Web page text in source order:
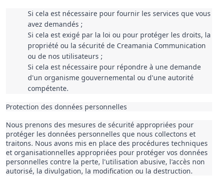
Si cela est nécessaire pour fournir les services que vous
avez demandés ;
Si cela est exigé par la loi ou pour protéger les droits, la
propriété ou la sécurité de Creamania Communication
ou de nos utilisateurs ;
Si cela est nécessaire pour répondre à une demande
d'un organisme gouvernemental ou d'une autorité
compétente.
Protection des données personnelles
Nous prenons des mesures de sécurité appropriées pour
protéger les données personnelles que nous collectons et
traitons. Nous avons mis en place des procédures techniques
et organisationnelles appropriées pour protéger vos données
personnelles contre la perte, l'utilisation abusive, l'accès non
autorisé, la divulgation, la modification ou la destruction.